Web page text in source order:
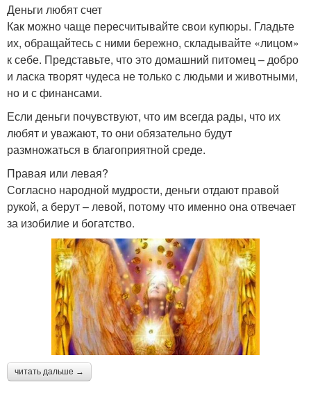
Деньги любят счет
Как можно чаще пересчитывайте свои купюры. Гладьте
их, обращайтесь с ними бережно, складывайте «лицом»
к себе. Представьте, что это домашний питомец – добро
и ласка творят чудеса не только с людьми и животными,
но и с финансами.
Если деньги почувствуют, что им всегда рады, что их
любят и уважают, то они обязательно будут
размножаться в благоприятной среде.
Правая или левая?
Согласно народной мудрости, деньги отдают правой
рукой, а берут – левой, потому что именно она отвечает
за изобилие и богатство.
читать дальше →